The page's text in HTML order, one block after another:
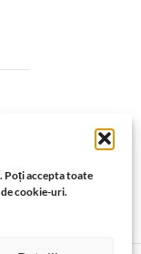
Poți accepta toate
cookie-uri.